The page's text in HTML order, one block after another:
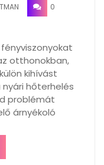
0
otthonokban,
kihívást
hőterhelés
problémát
árnyékoló